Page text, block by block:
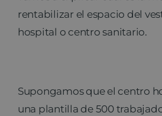
rentabilizar el espacio del
hospital o centro sanitario.
Supongamos que el centro
una plantilla de 500